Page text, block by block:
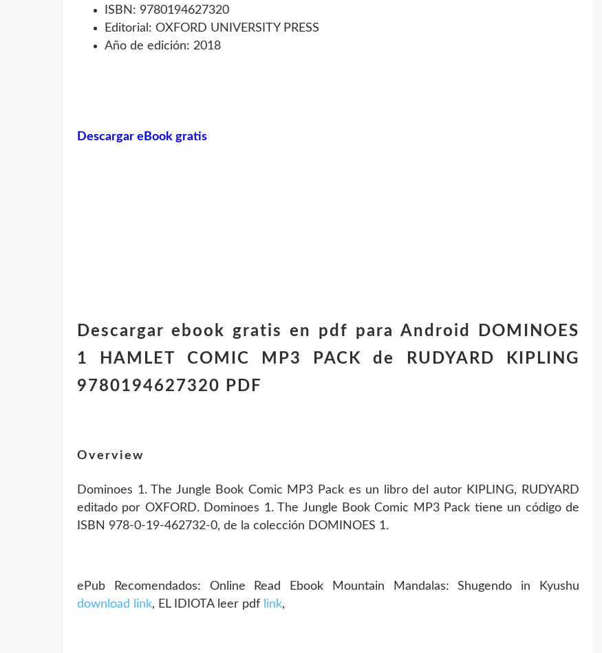
ISBN: 9780194627320
Editorial: OXFORD UNIVERSITY PRESS
Año de edición: 2018
Descargar eBook gratis
Descargar ebook gratis en pdf para Android DOMINOES
1 HAMLET COMIC MP3 PACK de RUDYARD KIPLING
9780194627320 PDF
Overview
Dominoes 1. The Jungle Book Comic MP3 Pack es un libro del autor KIPLING, RUDYARD
editado por OXFORD. Dominoes 1. The Jungle Book Comic MP3 Pack tiene un código de
ISBN 978-0-19-462732-0, de la colección DOMINOES 1.
ePub Recomendados: Online Read Ebook Mountain Mandalas: Shugendo in Kyushu
download link, EL IDIOTA leer pdf link,